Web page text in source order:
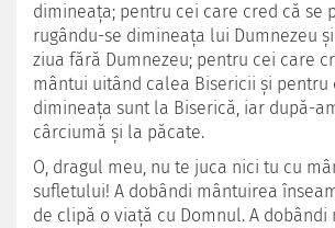
dimineața; pentru cei care cred că se
rugându-se dimineața lui Dumnezeu
ziua fără Dumnezeu; pentru cei care
mântui uitând calea Bisericii și pentru
dimineața sunt la Biserică, iar după-
cârciumă și la păcate.
O, dragul meu, nu te juca nici tu cu
sufletului! A dobândi mântuirea
de clipă o viață cu Domnul. A dobândi